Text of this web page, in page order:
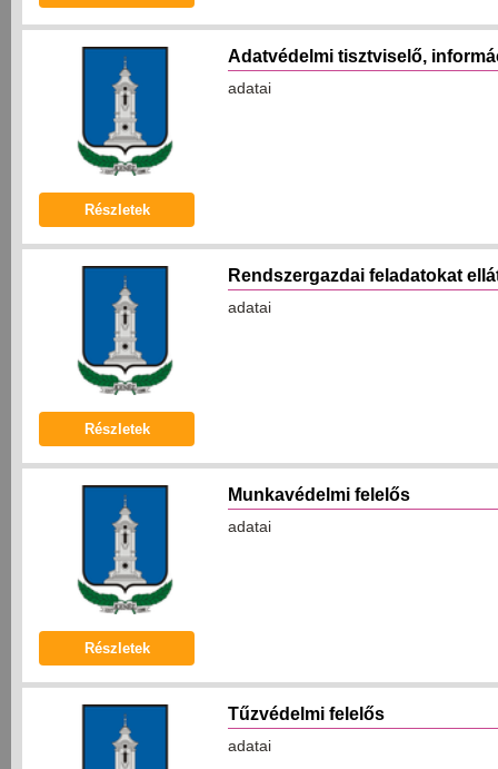
Adatvédelmi tisztviselő,
adatai
Részletek
Rendszergazdai feladatokat
adatai
Részletek
Munkavédelmi felelős
adatai
Részletek
Tűzvédelmi felelős
adatai